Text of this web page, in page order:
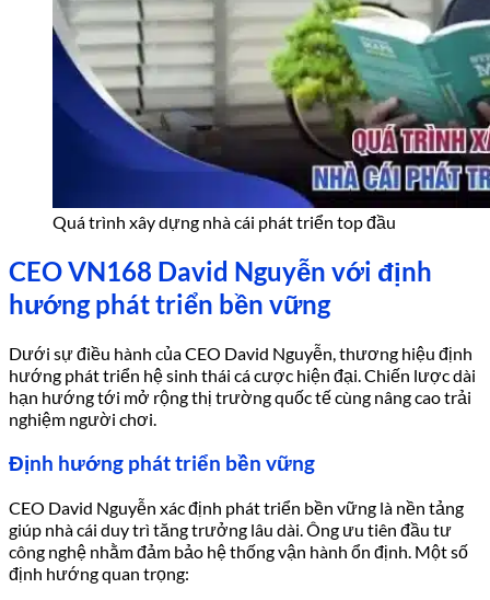
Quá trình xây dựng nhà cái phát triển top đầu
CEO VN168 David Nguyễn với định
hướng phát triển bền vững
Dưới sự điều hành của CEO David Nguyễn, thương hiệu định
hướng phát triển hệ sinh thái cá cược hiện đại. Chiến lược dài
hạn hướng tới mở rộng thị trường quốc tế cùng nâng cao trải
nghiệm người chơi.
Định hướng phát triển bền vững
CEO David Nguyễn xác định phát triển bền vững là nền tảng
giúp nhà cái duy trì tăng trưởng lâu dài. Ông ưu tiên đầu tư
công nghệ nhằm đảm bảo hệ thống vận hành ổn định. Một số
định hướng quan trọng: